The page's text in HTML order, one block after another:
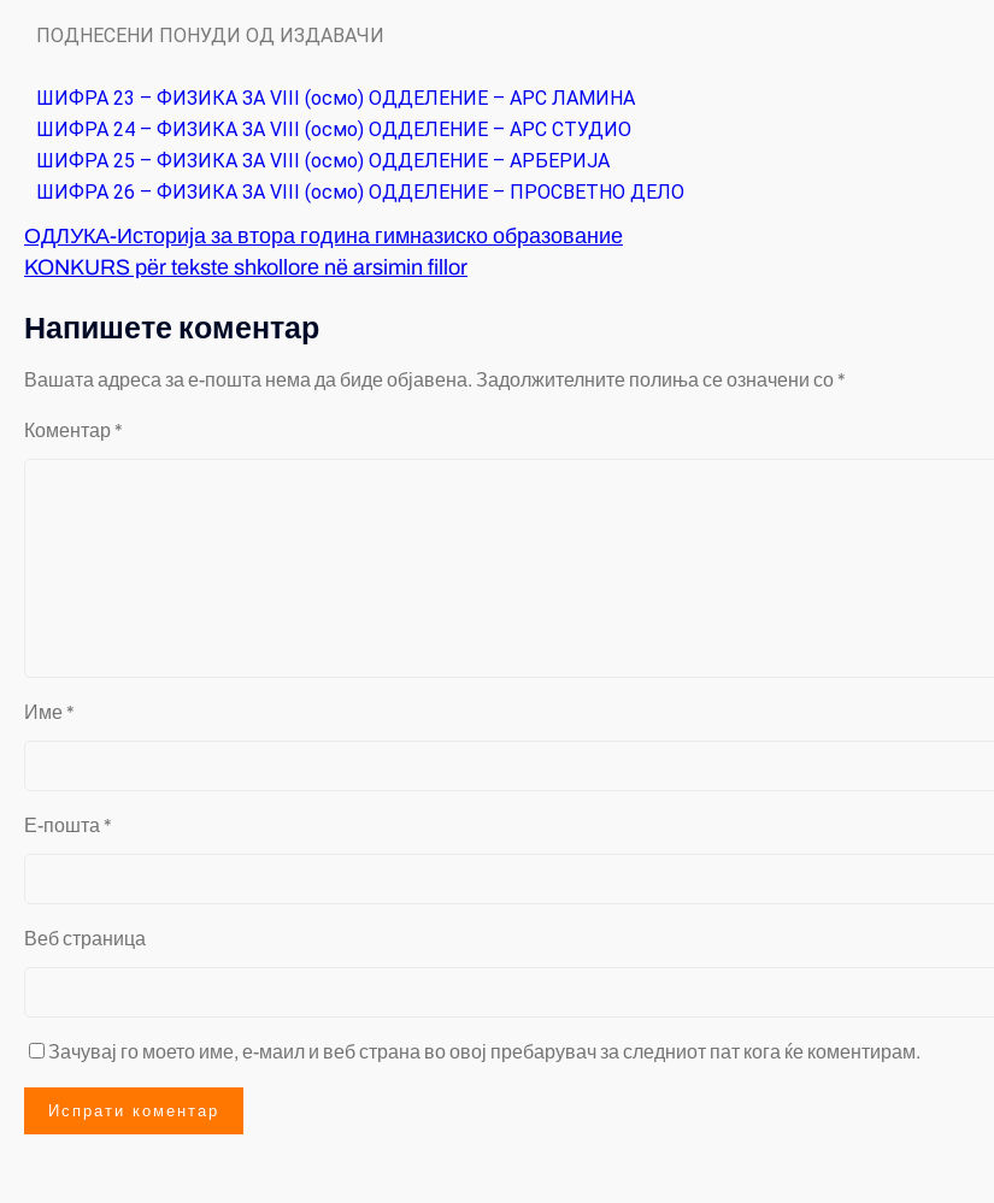
ПОДНЕСЕНИ ПОНУДИ ОД ИЗДАВАЧИ
ШИФРА 23 – ФИЗИКА ЗА VIII (осмо) ОДДЕЛЕНИЕ – АРС ЛАМИНА
ШИФРА 24 – ФИЗИКА ЗА VIII (осмо) ОДДЕЛЕНИЕ – АРС СТУДИО
ШИФРА 25 – ФИЗИКА ЗА VIII (осмо) ОДДЕЛЕНИЕ – АРБЕРИЈА
ШИФРА 26 – ФИЗИКА ЗА VIII (осмо) ОДДЕЛЕНИЕ – ПРОСВЕТНО ДЕЛО
ОДЛУКА-Историја за втора година гимназиско образование
KONKURS për tekstе shkollorе në arsimin fillor
Напишете коментар
Вашата адреса за е-пошта нема да биде објавена. Задолжителните полиња се означени со *
Коментар *
Име *
Е-пошта *
Веб страница
Зачувај го моето име, е-маил и веб страна во овој пребарувач за следниот пат кога ќе коментирам.